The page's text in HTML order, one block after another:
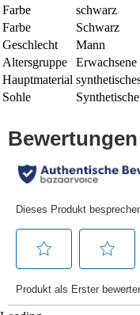
Farbe
schwarz
Farbe
Schwarz
Geschlecht
Mann
Altersgruppe
Erwachsene
Hauptmaterial
Sohle